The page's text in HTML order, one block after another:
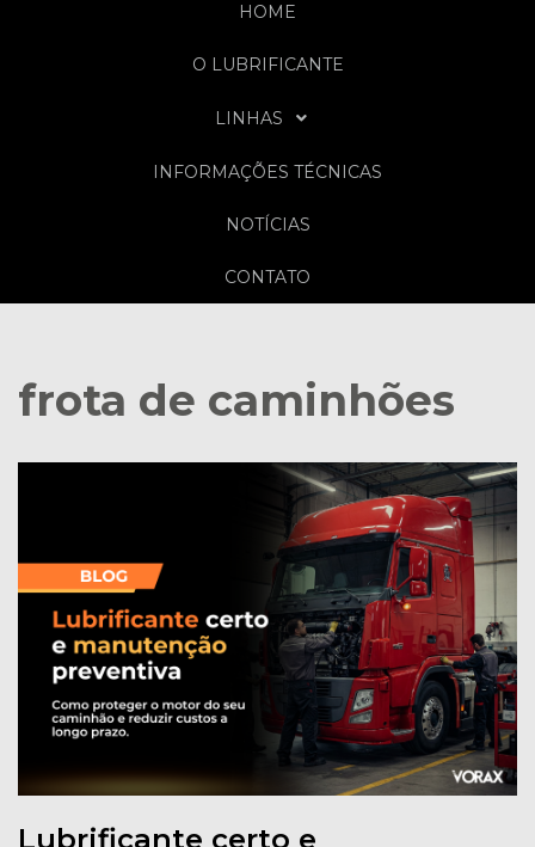
HOME
O LUBRIFICANTE
LINHAS
INFORMAÇÕES TÉCNICAS
NOTÍCIAS
CONTATO
frota de caminhões
Lubrificante certo e